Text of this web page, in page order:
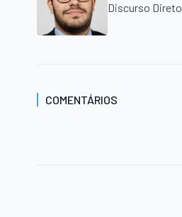
Discurso Direto
COMENTÁRIOS